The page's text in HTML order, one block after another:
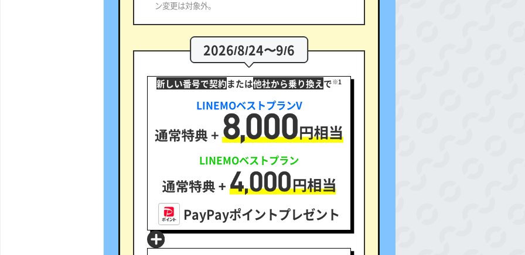
ン変更は対象外。
2026/8/24〜9/6
新しい番号で契約または他社から乗り換えで※1
LINEMOベストプランV
LINEMOベストプラン
PayPayポイントプレゼント